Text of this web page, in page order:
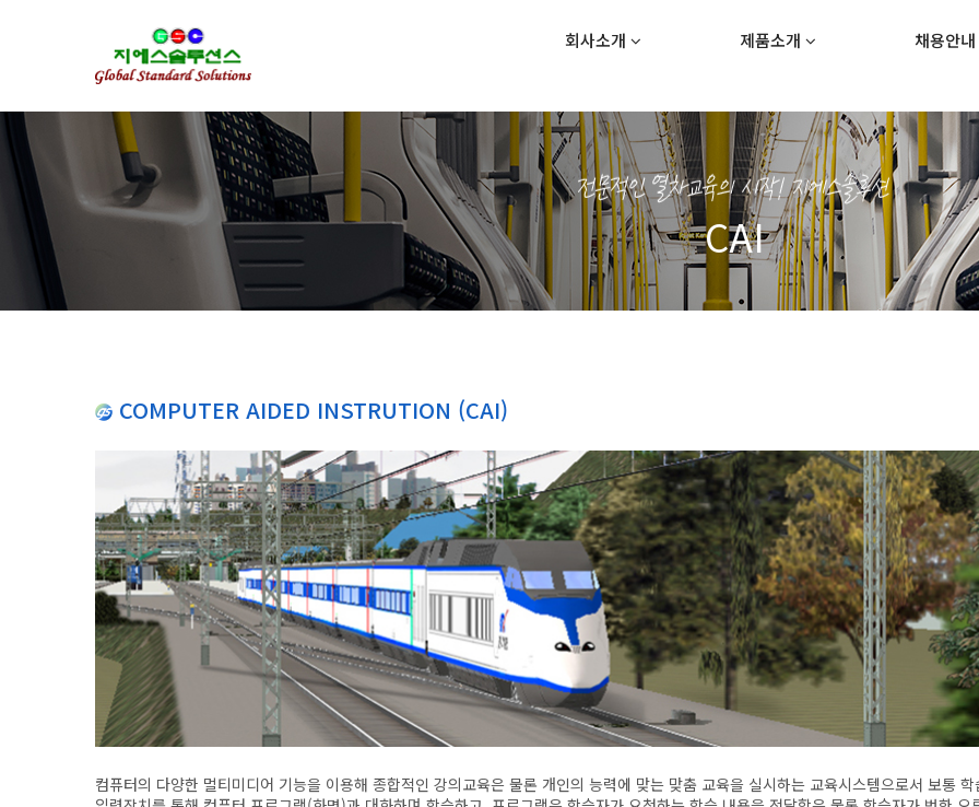
회사소개 제품소개 채용안내
CAI
COMPUTER AIDED INSTRUTION (CAI)
컴퓨터의 다양한 멀티미디어 기능을 이용해 종합적인 강의교육은 물론 개인의 능력에 맞는 맞춤 교육을 실시하는 교육시스템으로서 보통